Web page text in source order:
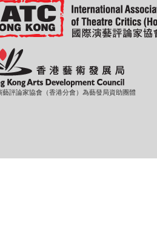
藝評論家協會（香港分會）為藝發局資助團體